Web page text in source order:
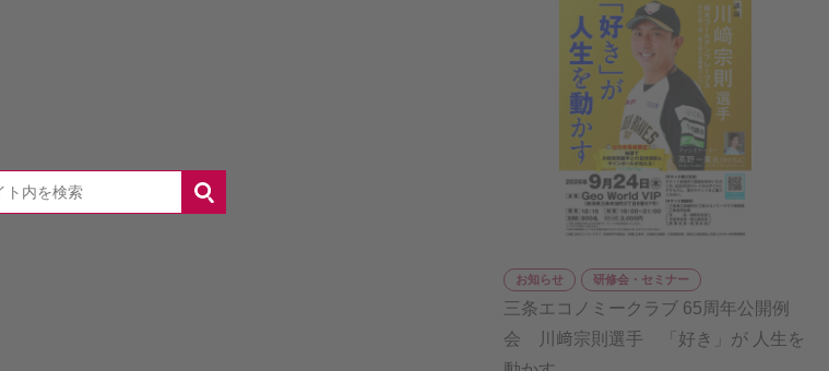
お知らせ 研修会・セミナー
三条エコノミークラブ 65周年公開例
会 川﨑宗則選手 「好き」が 人生を